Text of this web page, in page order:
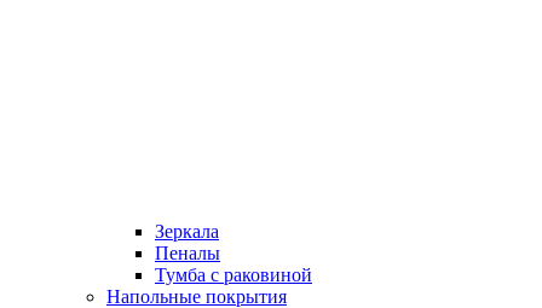
Зеркала
Пеналы
Тумба с раковиной
Напольные покрытия